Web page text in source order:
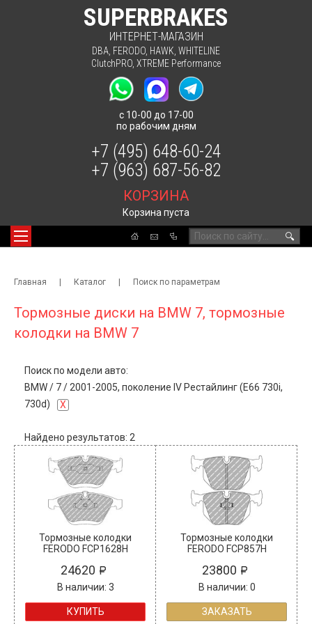
SUPERBRAKES
ИНТЕРНЕТ-МАГАЗИН
DBA FERODO HAWK WHITELINE
ClutchPRO XTREME Performance
с 10-00 до 17-00
по рабочим дням
🔍
КОРЗИНА
Корзина пуста
+7 (495) 648-60-24
+7 (963) 687-56-82
Главная | Каталог | Поиск по параметрам
Тормозные диски на BMW 7, тормозные
колодки на BMW 7
Поиск по модели авто:
BMW/ 7/ 2001-2005, поколение IV Рестайлинг (E66 730i,
730d)
X
Найдено результатов: 2
Тормозные колодки
FERODO FCP1628H
24620
В наличии: 3
КУПИТЬ
Тормозные колодки
FERODO FCP857H
23800
В наличии: 0
ЗАКАЗАТЬ